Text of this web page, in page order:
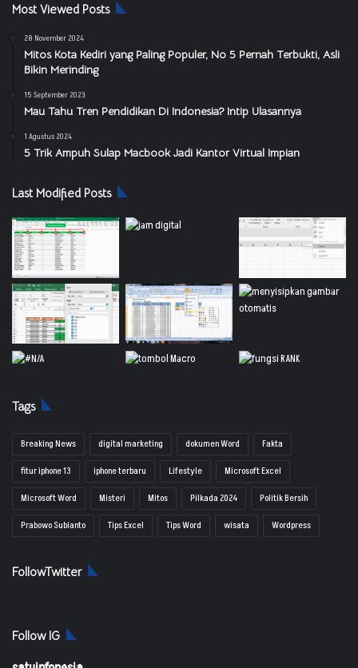
Most Viewed Posts
28 November 2024
Mitos Kota Kediri yang Paling Populer, No 5 Pernah Terbukti, Asli
Bikin Merinding
15 September 2023
Mau Tahu Tren Pendidikan Di Indonesia? Intip Ulasannya
1 Agustus 2024
5 Trik Ampuh Sulap Macbook Jadi Kantor Virtual Impian
Last Modified Posts
Tags
Breaking News digital marketing dokumen Word
Fakta
fitur iphone 13
iphone terbaru Lifestyle
Microsoft Excel
Microsoft Word
Misteri Mitos Pilkada 2024
Politik Bersih
Prabowo Subianto
Tips Excel Tips Word wisata Wordpress
FollowTwitter
Follow IG